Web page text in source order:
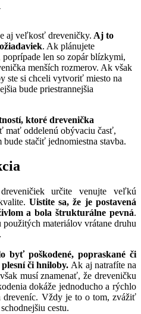
aj veľkosť dreveničky. Aj to
. Ak plánujete
len so zopár blízkymi,
menších rozmerov. Ak však
ste si chceli vytvoriť miesto na
bude priestrannejšia
ktoré drevenička
mať oddelenú obývaciu časť,
stačiť jednomiestna stavba.
určite venujte veľkú
Uistite sa, že je postavená
a bola štrukturálne pevná.
materiálov vrátane druhu
byť poškodené, popraskané či
či hniloby. Ak aj natrafíte na
musí znamenať, že dreveničku
dokáže jednoducho a rýchlo
dreveníc. Vždy je to o tom, zvážiť
cestu.